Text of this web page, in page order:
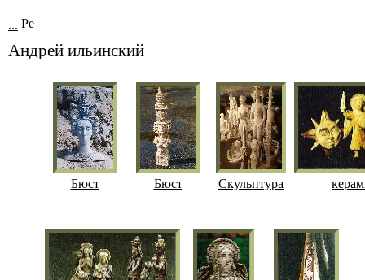
...
Андрей ильинский
Бюст Бюст Скульптура